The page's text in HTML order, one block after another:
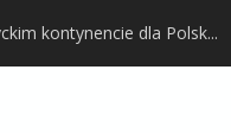
kontynencie dla Polsk...